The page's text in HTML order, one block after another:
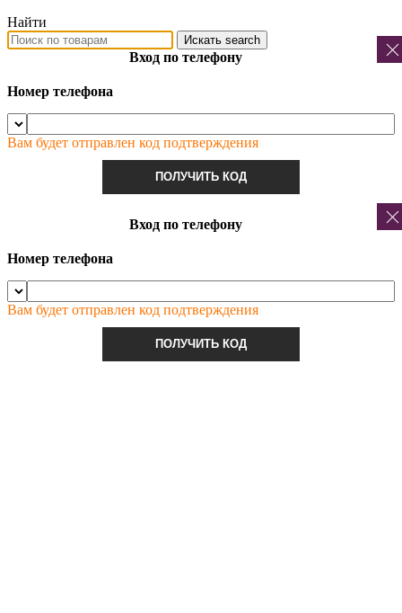
Найти
Искать search
Вход по телефону
Номер телефона
Вам будет отправлен код подтверждения
ПОЛУЧИТЬ КОД
Вход по телефону
Номер телефона
Вам будет отправлен код подтверждения
ПОЛУЧИТЬ КОД